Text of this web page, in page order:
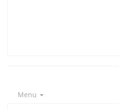
Menu